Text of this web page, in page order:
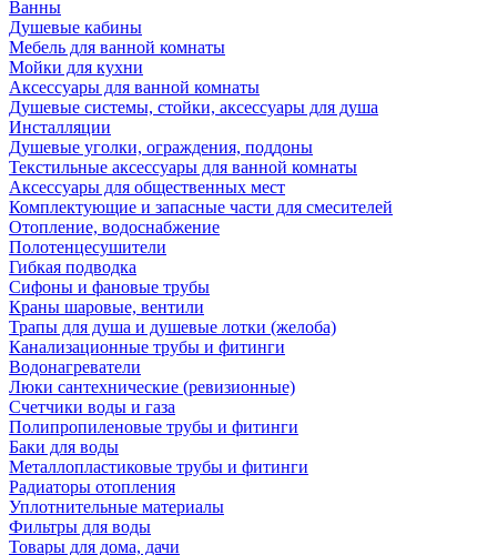
Ванны
Душевые кабины
Мебель для ванной комнаты
Мойки для кухни
Аксессуары для ванной комнаты
Душевые системы, стойки, аксессуары для душа
Инсталляции
Душевые уголки, ограждения, поддоны
Текстильные аксессуары для ванной комнаты
Аксессуары для общественных мест
Комплектующие и запасные части для смесителей
Отопление, водоснабжение
Полотенцесушители
Гибкая подводка
Сифоны и фановые трубы
Краны шаровые, вентили
Трапы для душа и душевые лотки (желоба)
Канализационные трубы и фитинги
Водонагреватели
Люки сантехнические (ревизионные)
Счетчики воды и газа
Полипропиленовые трубы и фитинги
Баки для воды
Металлопластиковые трубы и фитинги
Радиаторы отопления
Уплотнительные материалы
Фильтры для воды
Товары для дома, дачи